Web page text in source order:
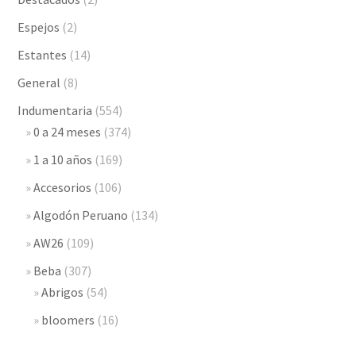
Espejos (2)
Estantes (14)
General (8)
Indumentaria (554)
0 a 24 meses (374)
1 a 10 años (169)
Accesorios (106)
Algodón Peruano (134)
AW26 (109)
Beba (307)
Abrigos (54)
bloomers (16)